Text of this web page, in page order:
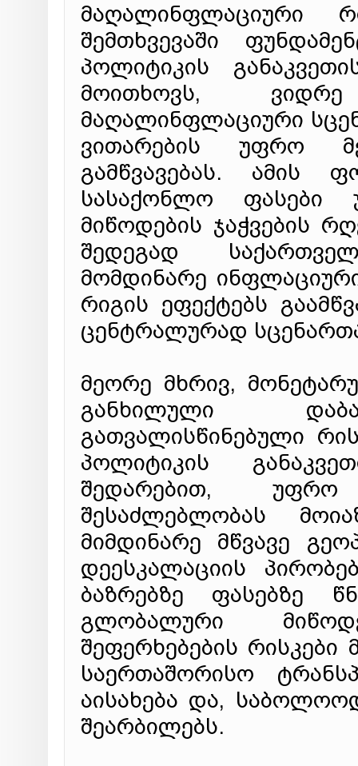
მაღალინფლაციური
შემთხვევაში
პოლიტიკის
მოითხოვს,
მაღალინფლაციური
ვითარების უფრო
გამწვავებას. ამის
სასაქონლო
მიწოდების ჯაჭვების
შედეგად
მომდინარე
რიგის ეფექტებს
ცენტრალურად
მეორე მხრივ,
განხილული
გათვალისწინებული
პოლიტიკის
შედარებით,
შესაძლებლობას
მიმდინარე მწვავე
დეესკალაციის
ბაზრებზე ფასებზე
გლობალური
შეფერხებების
საერთაშორისო
აისახება და,
შეარბილებს.